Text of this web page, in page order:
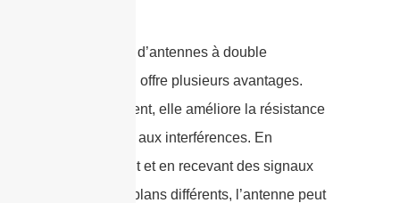
L’utilisation d’antennes à double
polarisation offre plusieurs avantages.
Premièrement, elle améliore la résistance
du système aux interférences. En
transmettant et en recevant des signaux
dans deux plans différents, l’antenne peut